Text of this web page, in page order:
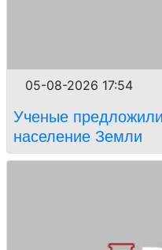
05-08-2026 17:54
Ученые
население Земли